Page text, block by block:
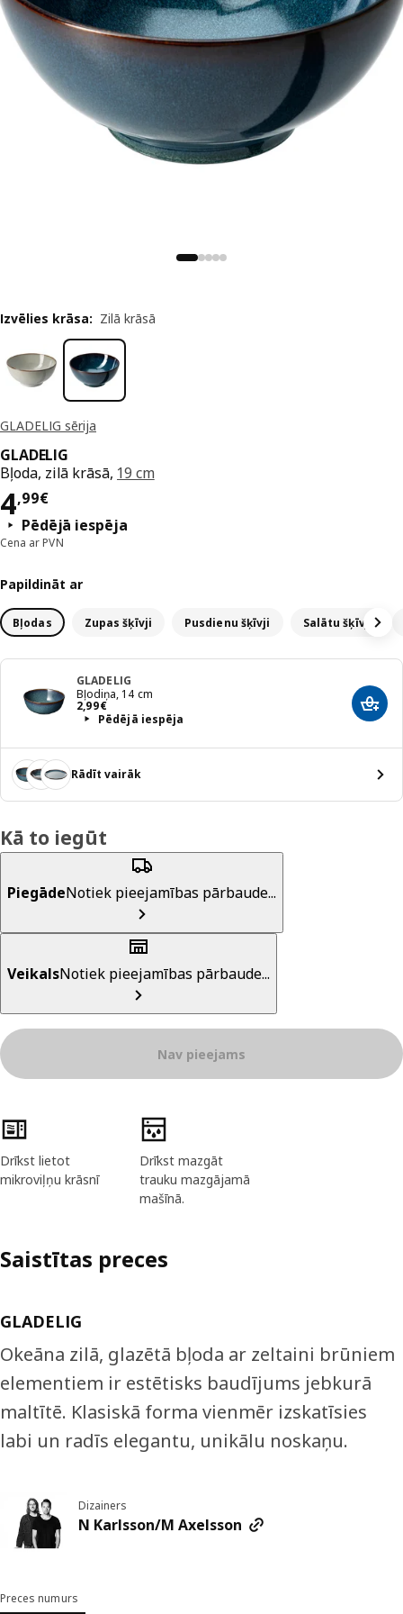
GLADELIG sērija
GLADELIG
Bļoda, zilā krāsā, 19 cm
4,99€
Cena 4,99€
Pēdējā iespēja
Cena ar PVN
Izvēlies krāsa: Zilā krāsā
Papildināt ar
Bļodas Zupas šķīvji Pusdienu šķīvji Salātu šķīvji
GLADELIG
Bļodiņa, 14 cm
2,99€
Cena 2,99€
Pēdējā iespēja
Rādīt vairāk
Kā to iegūt
PiegādeNotiek pieejamības pārbaude...
VeikalsNotiek pieejamības pārbaude...
Nav pieejams
Preces īpašības
Drīkst lietot
mikroviļņu krāsnī
Drīkst mazgāt
trauku mazgājamā
mašīnā.
Saistītas preces
GLADELIG
Okeāna zilā, glazētā bļoda ar zeltaini brūniem
elementiem ir estētisks baudījums jebkurā
maltītē. Klasiskā forma vienmēr izskatīsies
labi un radīs elegantu, unikālu noskaņu.
Dizainers
N Karlsson/M Axelsson
Preces numurs